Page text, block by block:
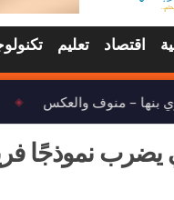
اقتصاد تعليم
بنها – منوف والعكس ◈
نموذجًا